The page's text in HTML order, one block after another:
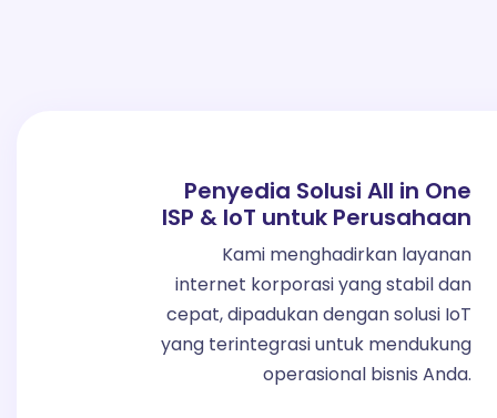
Penyedia Solusi All in One
ISP & IoT untuk Perusahaan
Kami menghadirkan layanan
internet korporasi yang stabil dan
cepat, dipadukan dengan solusi IoT
yang terintegrasi untuk mendukung
operasional bisnis Anda.